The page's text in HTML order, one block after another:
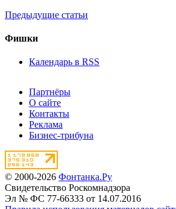
Предыдущие статьи
Фишки
Календарь в RSS
Партнёры
О сайте
Контакты
Реклама
Бизнес-трибуна
© 2000-2026 Фонтанка.Ру
Свидетельство Роскомнадзора
Эл № ФС 77-66333 от 14.07.2016